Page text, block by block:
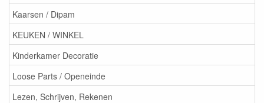
Kaarsen / Dipam
KEUKEN / WINKEL
Kinderkamer Decoratie
Loose Parts / Openeinde
Lezen, Schrijven, Rekenen